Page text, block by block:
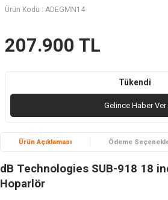
Ürün Kodu : ADEGMN14
207.900 TL
Tükendi
Gelince Haber Ver
Ürün Açıklaması Ödeme
dB Technologies SUB-918 18
Hoparlör